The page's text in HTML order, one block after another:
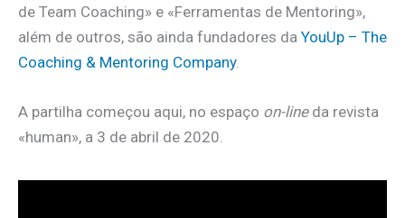
de Team Coaching» e «Ferramentas de Mentoring»,
além de outros, são ainda fundadores da YouUp – The
Coaching & Mentoring Company.
A partilha começou aqui, no espaço on-lineda revista
«human», a 3 de abril de 2020.